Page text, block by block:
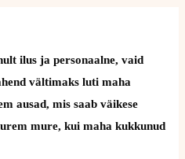
ilus ja personaalne, vaid
vältimaks luti maha
ausad, mis saab väikese
mure, kui maha kukkunud